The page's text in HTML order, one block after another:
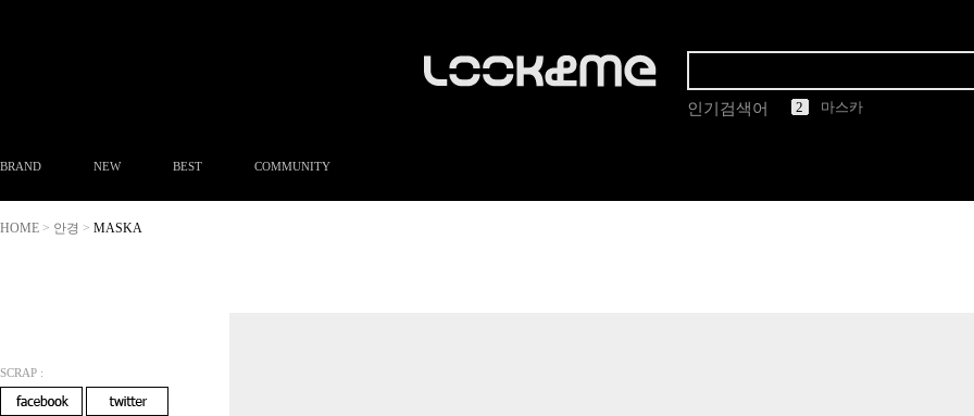
인기검색어 1
2
3 린드버그
4
5
BRAND NEW BEST COMMUNITY
HOME > 안경 > MASKA
SCRAP :